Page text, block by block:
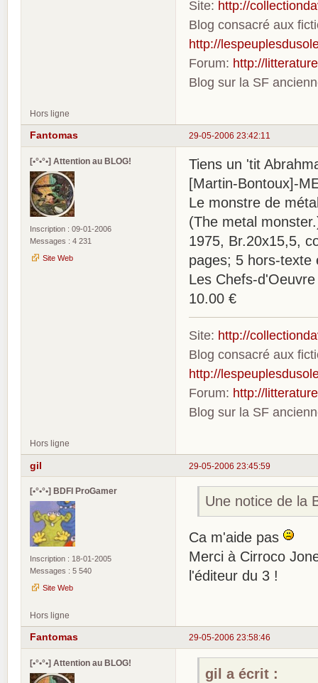
Site: http://
Blog consacré aux
http://
Forum: http://
Blog sur la SF
Hors ligne
29-05-2006 23:42:11
Fantomas
[•°•°•] Attention au BLOG!
Inscription : 09-01-2006
Messages : 4 231
Site Web
Tiens un 'tit
[Martin-Bontoux]-
Le monstre de
(The metal
1975, Br.20x15,5,
pages; 5 hors-texte
Les Chefs-
10.00 €
Site: http://
Blog consacré aux
http://
Forum: http://
Blog sur la SF
Hors ligne
29-05-2006 23:45:59
gil
[•°•°•] BDFI ProGamer
Inscription : 18-01-2005
Messages : 5 540
Site Web
Une notice de la
Ca m'aide pas
Merci à Cirroco
l'éditeur du 3 !
Hors ligne
29-05-2006 23:58:46
Fantomas
[•°•°•] Attention au BLOG!
gil a écrit :